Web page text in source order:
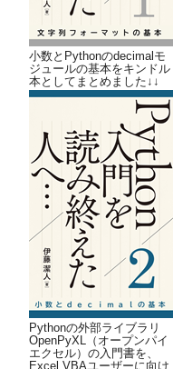
小数とPythonのdecimalモ
ジュールの基本をキンドル
本としてまとめました↓↓
Pythonの外部ライブラリ
OpenPyXL（オープンパイ
エクセル）の入門書を、
Excel VBAユーザーに向け